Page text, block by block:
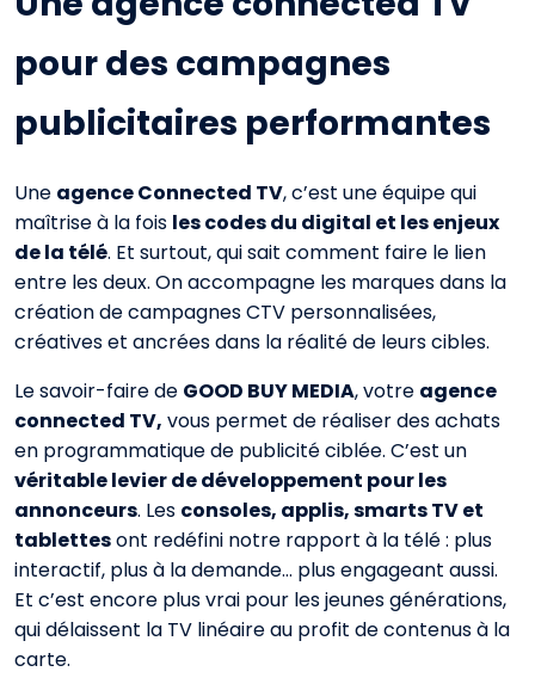
pour des campagnes
publicitaires performantes
Une agence Connected TV, c’est une équipe qui
maîtrise à la fois les codes du digital et les enjeux
de la télé. Et surtout, qui sait comment faire le lien
entre les deux. On accompagne les marques dans la
création de campagnes CTV personnalisées,
créatives et ancrées dans la réalité de leurs cibles.
Le savoir-faire de GOOD BUY MEDIA, votre agence
connected TV, vous permet de réaliser des achats
en programmatiquede publicité ciblée. C’est un
véritable levier de développement pour les
annonceurs. Les consoles, applis, smarts TV et
tablettesont redéfini notre rapport à la télé : plus
interactif, plus à la demande… plus engageant aussi.
Et c’est encore plus vrai pour les jeunes générations,
qui délaissent la TV linéaire au profit de contenus à la
carte.